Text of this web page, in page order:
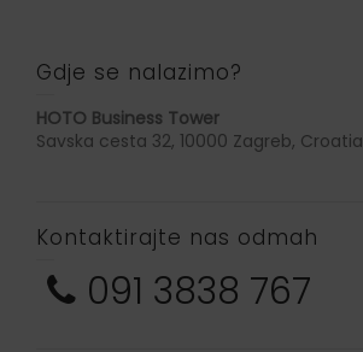
Gdje se nalazimo?
HOTO Business Tower
Savska cesta 32, 10000 Zagreb, Croatia
Kontaktirajte nas odmah
091 3838 767